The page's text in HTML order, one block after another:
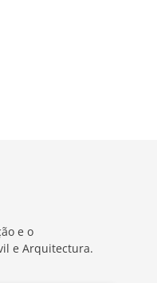
e o
e Arquitectura.